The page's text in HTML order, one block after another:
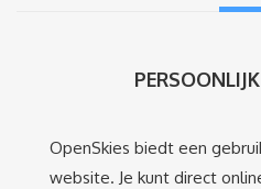
OpenSkies biedt een
website. Je kunt direct